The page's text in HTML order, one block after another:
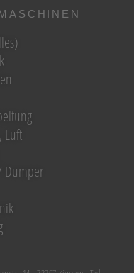
Luft
Dumper